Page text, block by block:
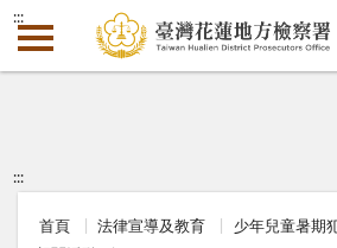
:::
:::
首頁 法律宣導及教育
少年兒童暑期